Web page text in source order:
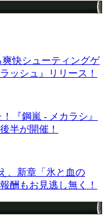
快シューティングゲ
ッシュ』リリース！
『鋼嵐 - メカラシ』
半が開催！
、新章「氷と血の
酬もお見逃し無く！